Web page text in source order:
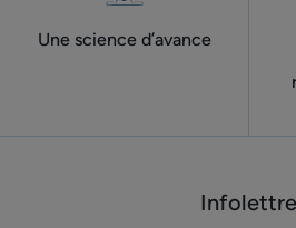
Une science d’avance
Infolettre